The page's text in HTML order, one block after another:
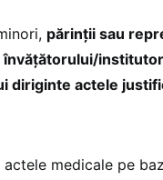
părinţii sau
învăţătorului/
diriginte actele
medicale pe